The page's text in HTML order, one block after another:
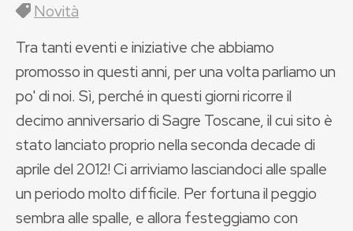
Novità
Tra tanti eventi e iniziative che abbiamo
promosso in questi anni, per una volta parliamo un
po' di noi. Sì, perché in questi giorni ricorre il
decimo anniversario di Sagre Toscane, il cui sito è
stato lanciato proprio nella seconda decade di
aprile del 2012! Ci arriviamo lasciandoci alle spalle
un periodo molto difficile. Per fortuna il peggio
sembra alle spalle, e allora festeggiamo con